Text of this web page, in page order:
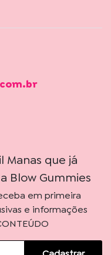
Manas que já
Blow Gummies
em primeira
e informações